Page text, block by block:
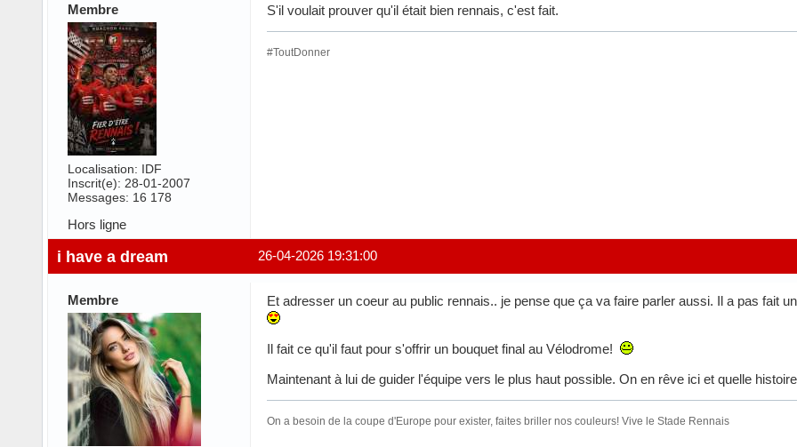
Membre
Localisation: IDF
Inscrit(e): 28-01-2007
Messages: 16 178
S'il voulait prouver qu'il était bien rennais, c'est fait.
#ToutDonner
Hors ligne
26-04-2026 19:31:00
i have a dream
Membre Et adresser un coeur au public rennais.. je pense que ça va faire parler aussi. Il a pas fait
Il fait ce qu'il faut pour s'offrir un bouquet final au Vélodrome!
Maintenant à lui de guider l'équipe vers le plus haut possible. On en rêve ici et quelle
On a besoin de la coupe d'Europe pour exister, faites briller nos couleurs! Vive le Stade Rennais